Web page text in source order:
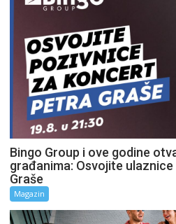
Bingo Group i ove godine
građanima: Osvojite
Graše
Magazin